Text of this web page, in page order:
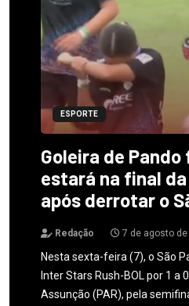
ESPORTE
Goleira de
estará na final da
após derrotar o
Redação 7 de agosto de
Nesta sexta-feira (7), o São
Inter Stars Rush-BOL por 1 a
Assunção (PAR), pela